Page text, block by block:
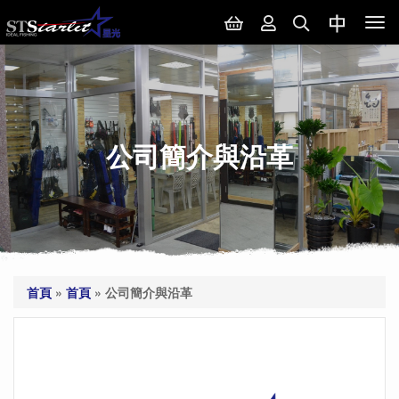
公司簡介與沿革
首頁 » 首頁 » 公司簡介與沿革